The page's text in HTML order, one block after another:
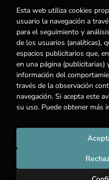
Escuelas y centros
Nuestros Servicios
Noticias
Contacto
(+34) 615 55 96 54
info@degestalt.com
Formulario de contacto
2026 ©
.
Esta web utiliza cookies
usuario la navegación a
para el seguimiento y
de los usuarios (analíticas),
espacios publicitarios que,
en una página (publicitarias)
información del
través de la observación
navegación. Si acepta este
su uso. Puede obtener más